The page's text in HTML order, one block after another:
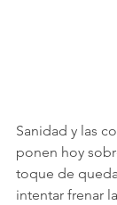
Sanidad y las
ponen hoy
toque de
intentar frenar